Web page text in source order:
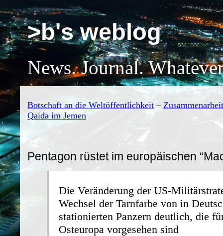
>b's weblog
News. Journal.
Botschaft an die Weltöffentlichkeit –
Qaida im Jemen
Pentagon rüstet im europäischen
Die Veränderung der US-
Wechsel der Tarnfarbe von in
stationierten Panzern deutlich, die
Osteuropa vorgesehen sind